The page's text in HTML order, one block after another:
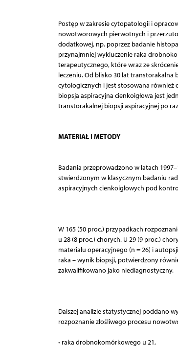
Postęp w zakresie cytopatologii i
nowotworowych pierwotnych i
dodatkowej, np. poprzez badanie
przynajmniej wykluczenie raka
terapeutycznego, które wraz ze
leczeniu. Od blisko 30 lat transtorakalna
cytologicznych i jest stosowana również
biopsja aspiracyjna cienkoigłowa jest
transtorakalnej biopsji aspiracyjnej po
MATERIAŁ I METODY
Badania przeprowadzono w latach
stwierdzonym w klasycznym badaniu
aspiracyjnych cienkoigłowych pod
W 165 (50 proc.) przypadkach
u 28 (8 proc.) chorych. U 29 (9 proc.)
materiału operacyjnego (n = 26) i
raka – wynik biopsji, potwierdzony
zakwalifikowano jako niediagnostyczny.
Dalszej analizie statystycznej poddano
rozpoznanie złośliwego procesu
· raka drobnokomórkowego u 21,